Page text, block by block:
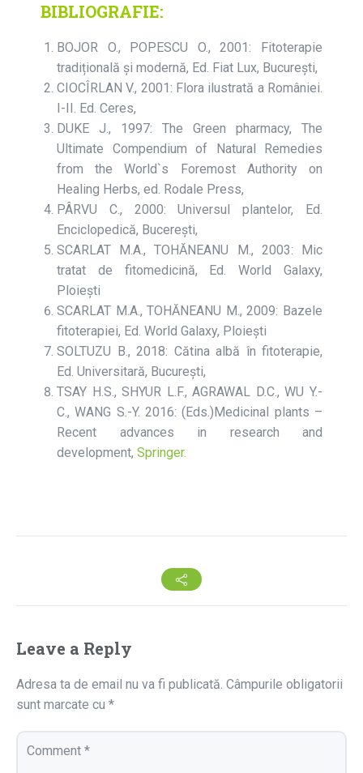
BIBLIOGRAFIE:
BOJOR O., POPESCU O., 2001: Fitoterapie
tradițională și modernă, Ed. Fiat Lux, București,
CIOCÎRLAN V., 2001: Flora ilustrată a României.
I-II. Ed. Ceres,
DUKE J., 1997: The Green pharmacy, The
Ultimate Compendium of Natural Remedies
from the World`s Foremost Authority on
Healing Herbs, ed. Rodale Press,
PÂRVU C., 2000: Universul plantelor, Ed.
Enciclopedică, Bucerești,
SCARLAT M.A., TOHĂNEANU M., 2003: Mic
tratat de fitomedicină, Ed. World Galaxy,
Ploiești
SCARLAT M.A., TOHĂNEANU M., 2009: Bazele
fitoterapiei, Ed. World Galaxy, Ploiești
SOLTUZU B., 2018: Cătina albă în fitoterapie,
Ed. Universitară, București,
TSAY H.S., SHYUR L.F., AGRAWAL D.C., WU Y.-
C., WANG S.-Y. 2016: (Eds.)Medicinal plants –
Recent advances in research and
development, Springer.
Leave a Reply
Adresa ta de email nu va fi publicată. Câmpurile obligatorii
sunt marcate cu *